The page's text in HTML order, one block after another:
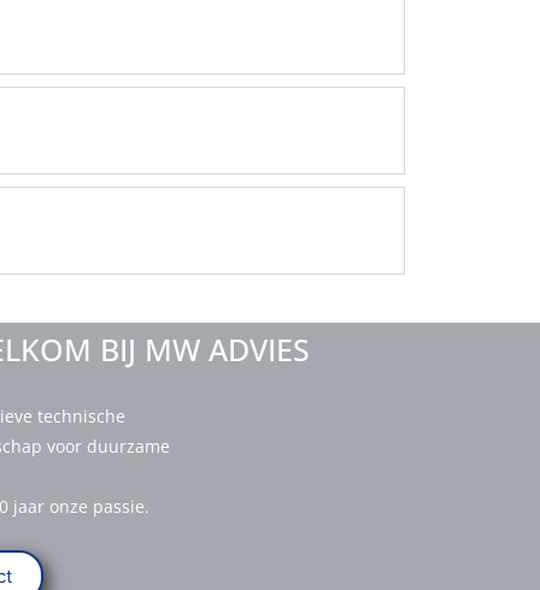
BIJ MW ADVIES
technische
voor duurzame
jaar onze passie.